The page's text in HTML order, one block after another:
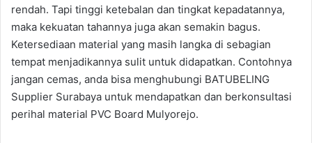
rendah. Tapi tinggi ketebalan dan tingkat kepadatannya,
maka kekuatan tahannya juga akan semakin bagus.
Ketersediaan material yang masih langka di sebagian
tempat menjadikannya sulit untuk didapatkan. Contohnya
jangan cemas, anda bisa menghubungi BATUBELING
Supplier Surabaya untuk mendapatkan dan berkonsultasi
perihal material PVC Board Mulyorejo.